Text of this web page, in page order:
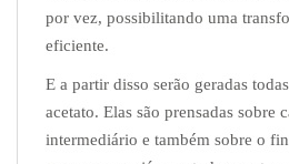
por vez, possibilitando uma
eficiente.
E a partir disso serão geradas
acetato. Elas são prensadas sobre
intermediário e também sobre o